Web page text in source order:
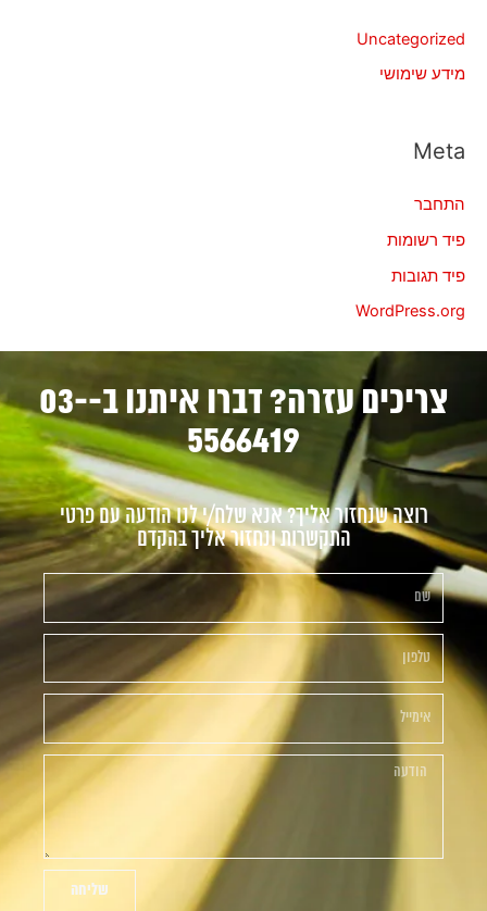
Uncategorized
מידע שימושי
Meta
התחבר
פיד רשומות
פיד תגובות
WordPress.org
צריכים עזרה? דברו איתנו ב-03-
5566419
רוצה שנחזור אליך? אנא שלח/י לנו הודעה עם פרטי
התקשרות ונחזור אליך בהקדם
שליחה